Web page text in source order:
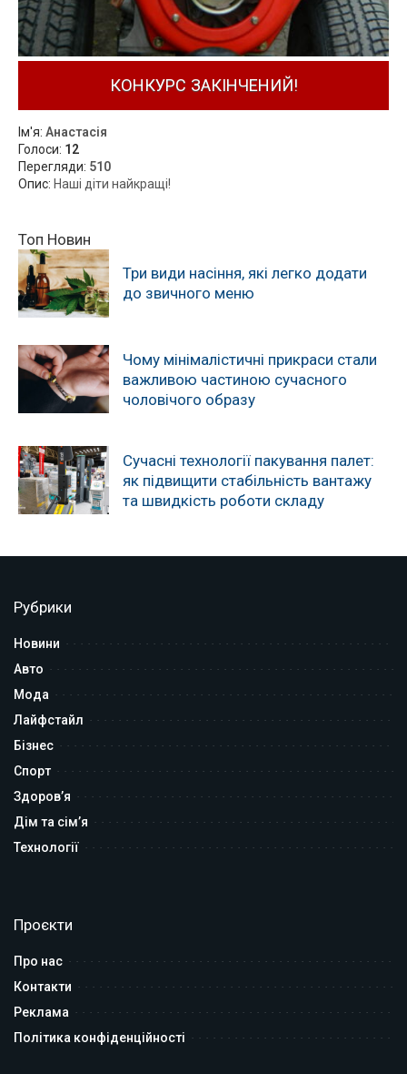
КОНКУРС ЗАКІНЧЕНИЙ!
Ім'я: Анастасія
Голоси: 12
Перегляди: 510
Опис: Наші діти найкращі!
Топ Новин
Три види насіння, які легко додати
до звичного меню
Чому мінімалістичні прикраси стали
важливою частиною сучасного
чоловічого образу
Сучасні технології пакування палет:
як підвищити стабільність вантажу
та швидкість роботи складу
Рубрики
Новини
Авто
Мода
Лайфстайл
Бізнес
Спорт
Здоров’я
Дім та сім’я
Технології
Проєкти
Про нас
Контакти
Реклама
Політика конфіденційності